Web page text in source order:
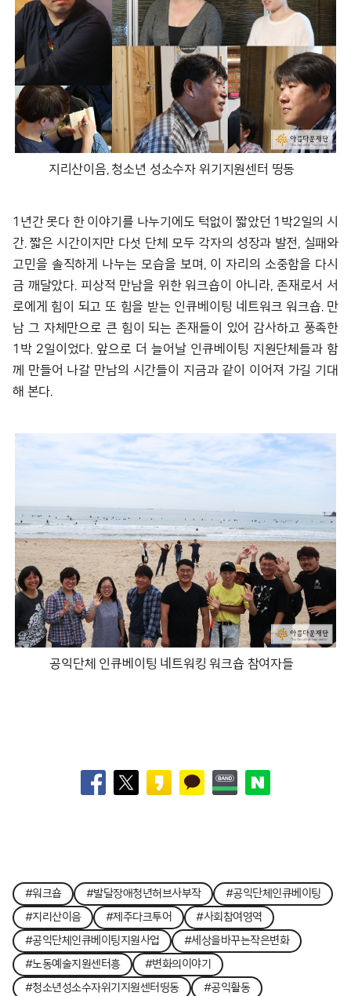
지리산이음, 청소년 성소수자 위기지원센터 띵동
1년간 못다 한 이야기를 나누기에도 턱없이 짧았던 1박2일의 시
간. 짧은 시간이지만 다섯 단체 모두 각자의 성장과 발전, 실패와
고민을 솔직하게 나누는 모습을 보며, 이 자리의 소중함을 다시
금 깨달았다. 피상적 만남을 위한 워크숍이 아니라, 존재로서 서
로에게 힘이 되고 또 힘을 받는 인큐베이팅 네트워크 워크숍. 만
남 그 자체만으로 큰 힘이 되는 존재들이 있어 감사하고 풍족한
1박 2일이었다. 앞으로 더 늘어날 인큐베이팅 지원단체들과 함
께 만들어 나갈 만남의 시간들이 지금과 같이 이어져 가길 기대
해 본다.
공익단체 인큐베이팅 네트워킹 워크숍 참여자들
#워크숍 #발달장애청년허브사부작
#공익단체인큐베이팅
#지리산이음
#제주다크투어
#사회참여영역
#공익단체인큐베이팅지원사업
#세상을바꾸는작은변화
#노동예술지원센터흥
#변화의이야기
#청소년성소수자위기지원센터띵동
#공익활동